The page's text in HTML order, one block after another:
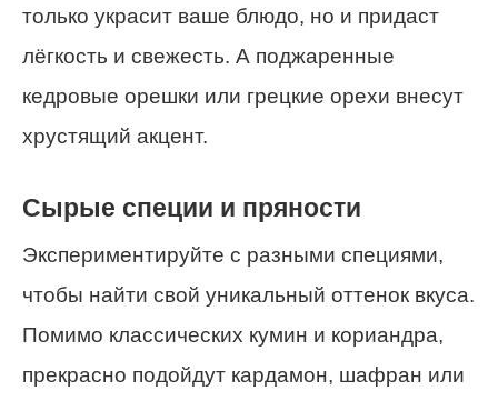
только украсит ваше блюдо, но и придаст
лёгкость и свежесть. А поджаренные
кедровые орешки или грецкие орехи внесут
хрустящий акцент.
Сырые специи и пряности
Экспериментируйте с разными специями,
чтобы найти свой уникальный оттенок вкуса.
Помимо классических кумин и кориандра,
прекрасно подойдут кардамон, шафран или